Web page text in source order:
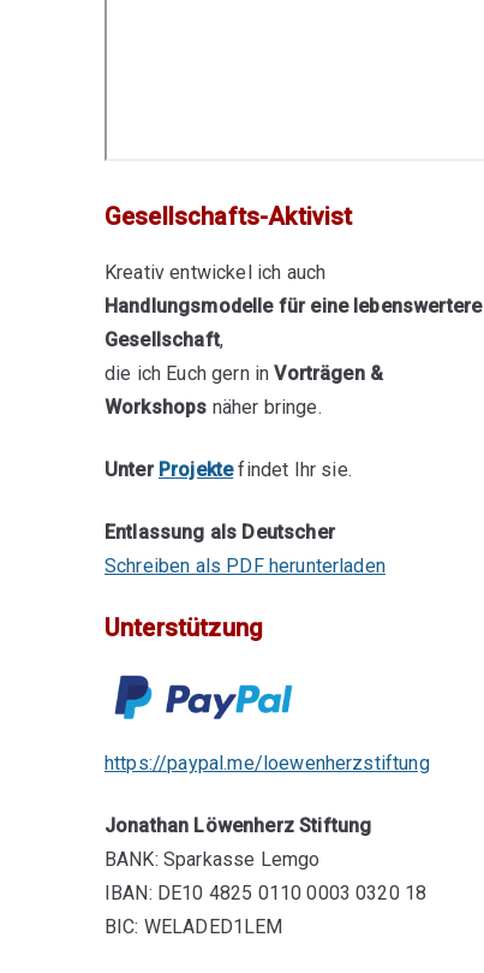
Gesellschafts-Aktivist
Kreativ entwickel ich auch
Handlungsmodelle für eine lebenswertere
Gesellschaft,
die ich Euch gern inVorträgen &
Workshops näher bringe.
Unter Projektefindet Ihr sie.
Entlassung als Deutscher
Schreiben als PDF herunterladen
Unterstützung
https://paypal.me/loewenherzstiftung
Jonathan Löwenherz Stiftung
BANK: Sparkasse Lemgo
IBAN: DE10 4825 0110 0003 0320 18
BIC: WELADED1LEM